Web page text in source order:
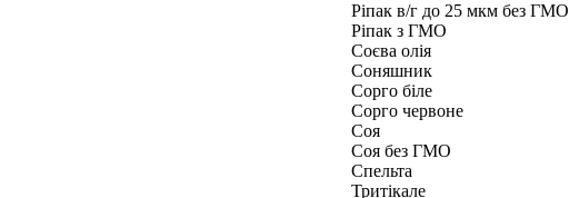
Ріпак в/г до 25 мкм без ГМО
Ріпак з ГМО
Соєва олія
Соняшник
Сорго біле
Сорго червоне
Соя
Соя без ГМО
Спельта
Тритікале